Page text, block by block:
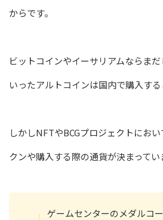
からです。
ビットコインやイーサリアムならま
いったアルトコインは国内で購入する
しかしNFTやBCGプロジェクトにお
クンや購入する際の通貨が決まってい
ゲームセンターのメダルコ